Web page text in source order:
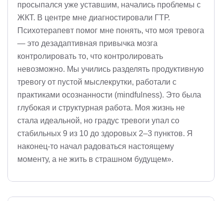
просыпался уже уставшим, начались проблемы с
ЖКТ. В центре мне диагностировали ГТР.
Психотерапевт помог мне понять, что моя тревога
— это дезадаптивная привычка мозга
контролировать то, что контролировать
невозможно. Мы учились разделять продуктивную
тревогу от пустой мыслекрутки, работали с
практиками осознанности (mindfulness). Это была
глубокая и структурная работа. Моя жизнь не
стала идеальной, но градус тревоги упал со
стабильных 9 из 10 до здоровых 2–3 пунктов. Я
наконец-то начал радоваться настоящему
моменту, а не жить в страшном будущем».